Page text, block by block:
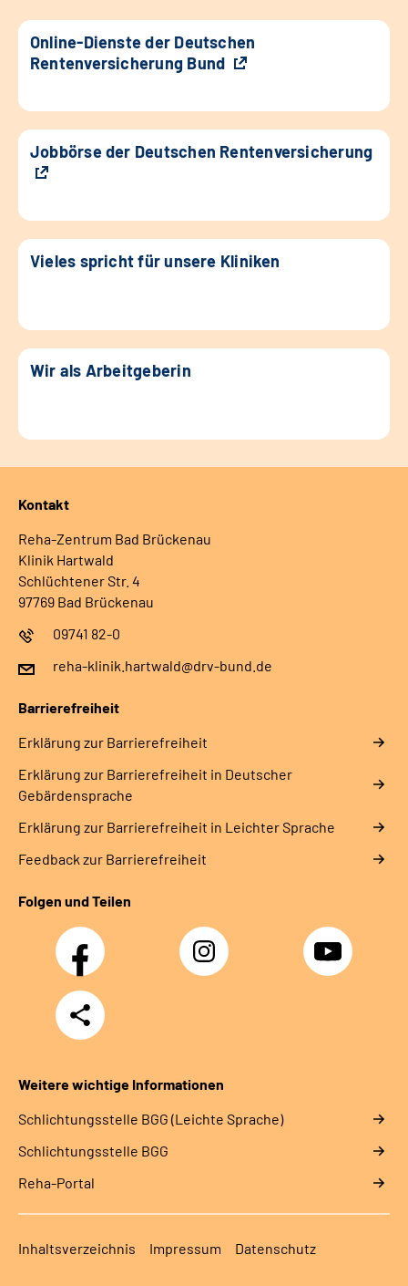
Online-Dienste der Deutschen
Rentenversicherung Bund
Jobbörse der Deutschen Rentenversicherung
Vieles spricht für unsere Kliniken
Wir als Arbeitgeberin
Kontakt
Reha-Zentrum Bad Brückenau
Klinik Hartwald
Schlüchtener Str. 4
97769 Bad Brückenau
09741 82-0
reha-klinik.hartwald@drv-bund.de
Barrierefreiheit
Erklärung zur Barrierefreiheit
Erklärung zur Barrierefreiheit in Deutscher
Gebärdensprache
Erklärung zur Barrierefreiheit in Leichter Sprache
Feedback zur Barrierefreiheit
Folgen und Teilen
Facebook Instagram YouTube
Teilen
Weitere wichtige Informationen
Schlich­tungs­stel­le BGG (Leichte Sprache)
Schlich­tungs­stel­le BGG
Reha-Portal
Inhaltsverzeichnis Impressum Datenschutz